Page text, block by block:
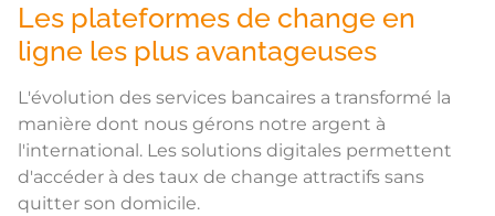
Les plateformes de change en
ligne les plus avantageuses
L'évolution des services bancaires a transformé la
manière dont nous gérons notre argent à
l'international. Les solutions digitales permettent
d'accéder à des taux de change attractifs sans
quitter son domicile.